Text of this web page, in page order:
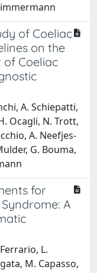
of Coeliac
on the
of Coeliac
A. Schiepatti,
Ocagli, N. Trott,
A. Neefjes‐
G. Bouma,
for
A
L.
M. Capasso,